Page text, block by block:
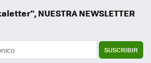
NUESTRA NEWSLETTER
SUSCRIBIR